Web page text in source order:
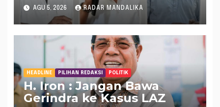
Rp 484 Miliar di APBD NTB
2025 Tak Muncul di LHP
BPK
AGU 5, 2026 RADAR MANDALIKA
HEADLINE PILIHAN REDAKSI POLITIK
H. Iron : Jangan Bawa
Gerindra ke Kasus LAZ